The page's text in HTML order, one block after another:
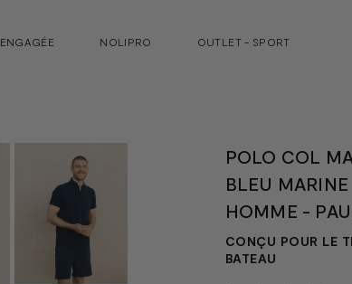
ENGAGÉE NOLIPRO OUTLET - SPORT
POLO COL
BLEU MARINE
HOMME -
CONÇU POUR LE
BATEAU